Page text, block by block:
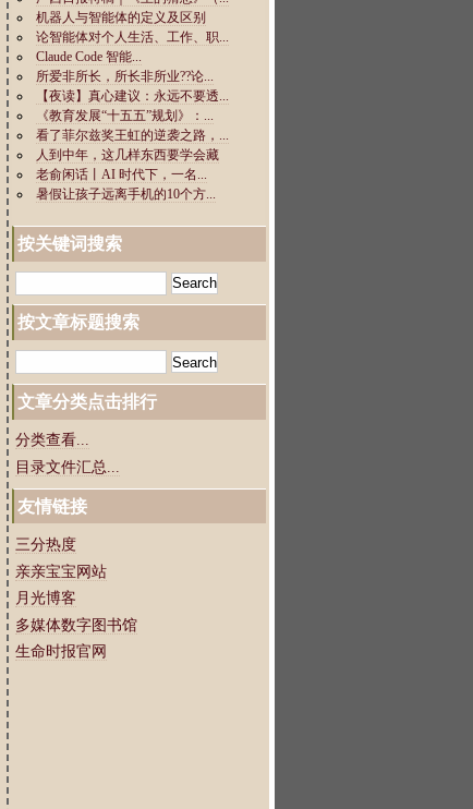
按关键词搜索
按文章标题搜索
文章分类点击排行
分类查看...
目录文件汇总...
友情链接
三分热度
亲亲宝宝网站
月光博客
多媒体数字图书馆
生命时报官网